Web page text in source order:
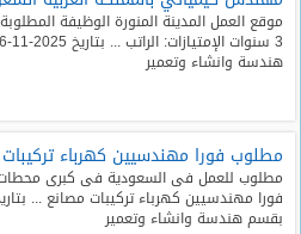
المدونة
موقع العمل المدينة المنورة الوظيفة
هندسة وانشاء وتعمير
مطلوب فورا مهندسيين كهرباء
مطلوب للعمل فى السعودية فى كبرى محطات
بقسم هندسة وانشاء وتعمير